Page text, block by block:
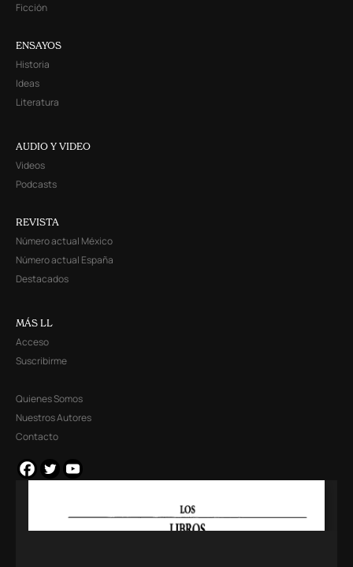
Ficción
ENSAYOS
Historia
Ideas
Literatura
AUDIO Y VIDEO
Videos
Podcasts
REVISTA
Número actual México
Número actual España
Destacados
MÁS LL
Acceso
Suscribirme
Quienes Somos
Nuestros Autores
Contacto